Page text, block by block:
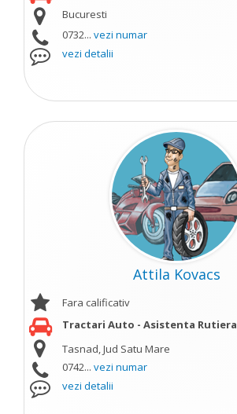
Bucuresti
0732... vezi numar
vezi detalii
Attila Kovacs
Fara calificativ
Tractari Auto - Asistenta Rutiera
Tasnad, Jud Satu Mare
0742... vezi numar
vezi detalii